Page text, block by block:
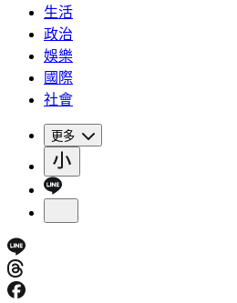
生活
政治
娛樂
國際
社會
更多